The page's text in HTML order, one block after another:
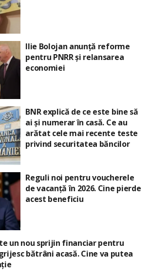
Ilie Bolojan anunță reforme
pentru PNRR și relansarea
economiei
BNR explică de ce este bine să
ai și numerar în casă. Ce au
arătat cele mai recente teste
privind securitatea băncilor
Reguli noi pentru voucherele
de vacanță în 2026. Cine pierde
acest beneficiu
un nou sprijin financiar pentru
bătrâni acasă. Cine va putea